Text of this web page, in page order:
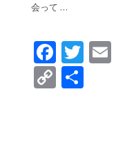
会って …
Copy